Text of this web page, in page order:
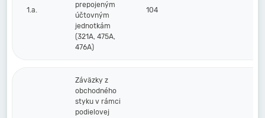
1.a.
prepojeným
účtovným
jednotkám
(321A, 475A,
476A)
104
Záväzky z
obchodného
styku v rámci
podielovej